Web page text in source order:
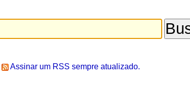
Assinar um RSS sempre atualizado.